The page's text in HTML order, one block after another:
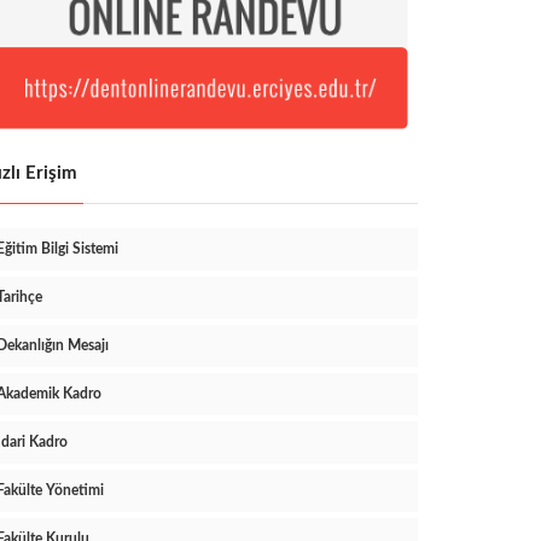
Erişim
Bilgi Sistemi
Mesajı
Kadro
Kadro
Yönetimi